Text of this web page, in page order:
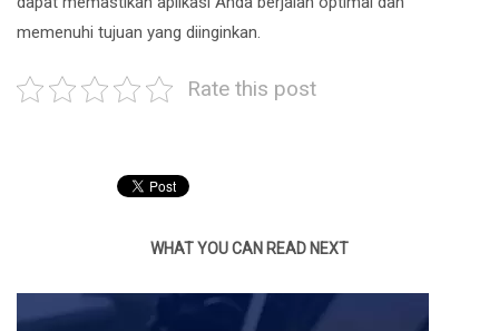
memenuhi tujuan yang diinginkan.
Rate this post
WHAT YOU CAN READ NEXT